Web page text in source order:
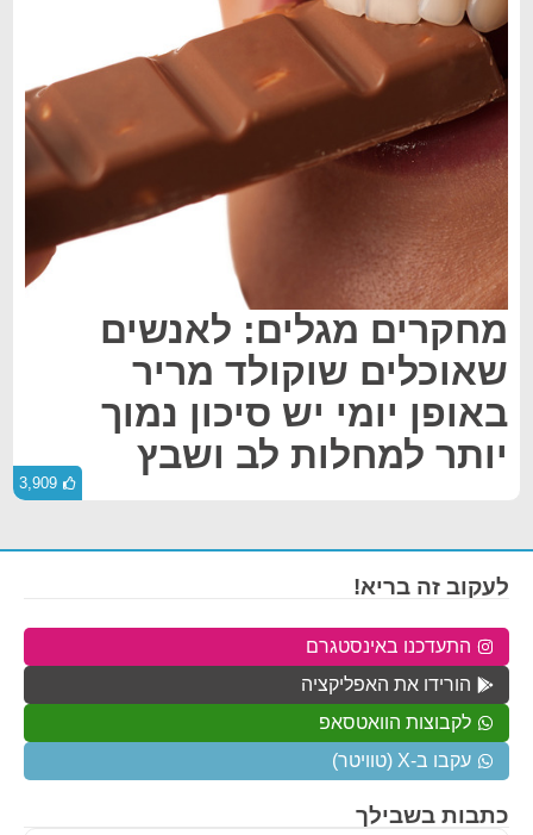
מחקרים מגלים: לאנשים
שאוכלים שוקולד מריר
באופן יומי יש סיכון נמוך
יותר למחלות לב ושבץ
3,909
כתבות בשבילך
לעקוב זה בריא!
התעדכנו באינסטגרם
הורידו את האפליקציה
לקבוצות הוואטסאפ
עקבו ב-X (טוויטר)